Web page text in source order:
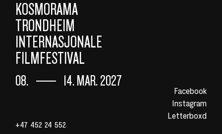
KOSMORAMA
TRONDHEIM
INTERNASJONALE
FILMFESTIVAL
08. 14. MAR. 2027
+47 452 24 552
Facebook
Instagram
Letterboxd